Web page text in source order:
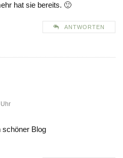
hat sie bereits. 🙂
ANTWORTEN
schöner Blog